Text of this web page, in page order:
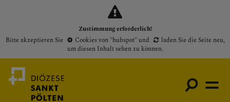
Zustimmung erforderlich!
Bitte akzeptieren Sie
Cookies von "hubspot"und laden Sie die Seite neu,
um diesen Inhalt sehen zu können.